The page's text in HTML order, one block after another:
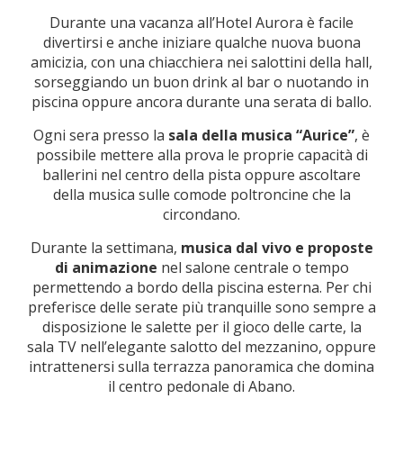
Durante una vacanza all’Hotel Aurora è facile
divertirsi e anche iniziare qualche nuova buona
amicizia, con una chiacchiera nei salottini della hall,
sorseggiando un buon drink al bar o nuotando in
piscina oppure ancora durante una serata di ballo.
Ogni sera presso la sala della musica “Aurice”, è
possibile mettere alla prova le proprie capacità di
ballerini nel centro della pista oppure ascoltare
della musica sulle comode poltroncine che la
circondano.
Durante la settimana, musica dal vivo e proposte
di animazione nel salone centrale o tempo
permettendo a bordo della piscina esterna. Per chi
preferisce delle serate più tranquille sono sempre a
disposizione le salette per il gioco delle carte, la
sala TV nell’elegante salotto del mezzanino, oppure
intrattenersi sulla terrazza panoramica che domina
il centro pedonale di Abano.